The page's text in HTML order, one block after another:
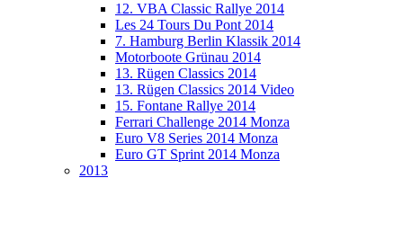
12. VBA Classic Rallye 2014
Les 24 Tours Du Pont 2014
7. Hamburg Berlin Klassik 2014
Motorboote Grünau 2014
13. Rügen Classics 2014
13. Rügen Classics 2014 Video
15. Fontane Rallye 2014
Ferrari Challenge 2014 Monza
Euro V8 Series 2014 Monza
Euro GT Sprint 2014 Monza
2013